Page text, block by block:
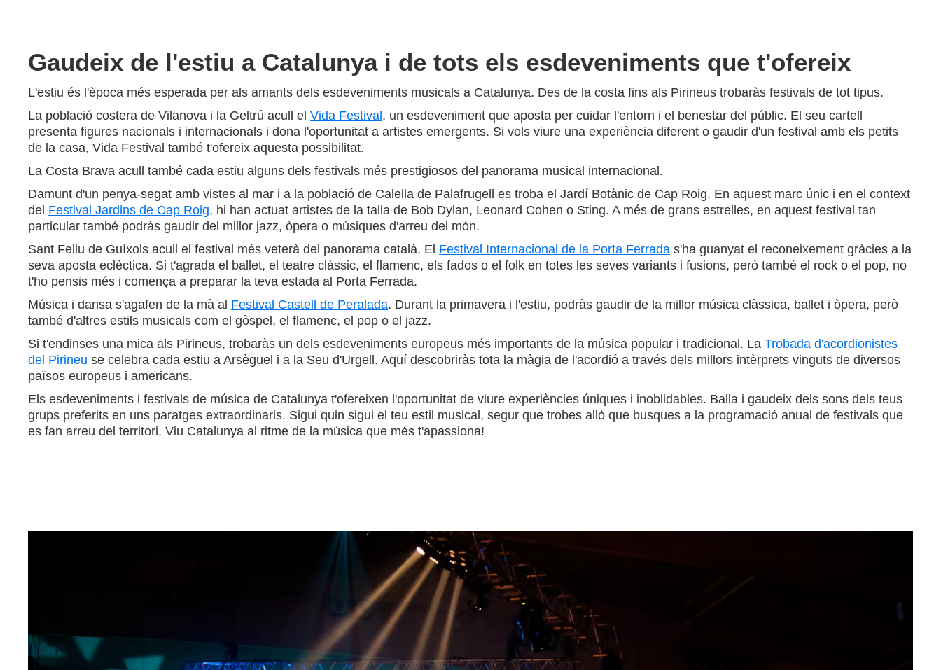
Gaudeix de l'estiu a Catalunya i de tots els esdeveniments que t'ofereix
L'estiu és l'època més esperada per als amants dels esdeveniments musicals a Catalunya. Des de la costa fins als Pirineus trobaràs festivals de tot tipus.
La població costera de Vilanova i la Geltrú acull el Vida Festival , un esdeveniment que aposta per cuidar l'entorn i el benestar del públic. El seu cartell
presenta figures nacionals i internacionals i dona l'oportunitat a artistes emergents. Si vols viure una experiència diferent o gaudir d'un festival amb els petits
de la casa, Vida Festival també t'ofereix aquesta possibilitat.
La Costa Brava acull també cada estiu alguns dels festivals més prestigiosos del panorama musical internacional.
Damunt d'un penya-segat amb vistes al mar i a la població de Calella de Palafrugell es troba el Jardí Botànic de Cap Roig. En aquest marc únic i en el context
del Festival Jardins de Cap Roig, hi han actuat artistes de la talla de Bob Dylan, Leonard Cohen o Sting. A més de grans estrelles, en aquest festival tan
particular també podràs gaudir del millor jazz, òpera o músiques d'arreu del món.
Sant Feliu de Guíxols acull el festival més veterà del panorama català. El Festival Internacional de la Porta Ferrada s'ha guanyat el reconeixement gràcies a la
seva aposta eclèctica. Si t'agrada el ballet, el teatre clàssic, el flamenc, els fados o el folk en totes les seves variants i fusions, però també el rock o el pop, no
t'ho pensis més i comença a preparar la teva estada al Porta Ferrada.
Música i dansa s'agafen de la mà al Festival Castell de Peralada. Durant la primavera i l'estiu, podràs gaudir de la millor música clàssica, ballet i òpera, però
també d'altres estils musicals com el gòspel, el flamenc, el pop o el jazz.
Si t'endinses una mica als Pirineus, trobaràs un dels esdeveniments europeus més importants de la música popular i tradicional. La Trobada d'acordionistes
del Pirineu se celebra cada estiu a Arsèguel i a la Seu d'Urgell. Aquí descobriràs tota la màgia de l'acordió a través dels millors intèrprets vinguts de diversos
països europeus i americans.
Els esdeveniments i festivals de música de Catalunya t'ofereixen l'oportunitat de viure experiències úniques i inoblidables. Balla i gaudeix dels sons dels teus
grups preferits en uns paratges extraordinaris. Sigui quin sigui el teu estil musical, segur que trobes allò que busques a la programació anual de festivals que
es fan arreu del territori. Viu Catalunya al ritme de la música que més t'apassiona!